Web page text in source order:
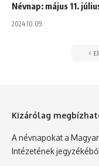
Névnap: május 11.
2024.10.09.
Kizárólag
A névnapokat a
Intézetének